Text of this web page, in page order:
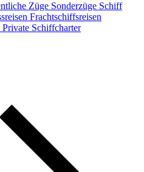
Züge Sonderzüge Schiff
Frachtschiffsreisen
Private Schiffcharter